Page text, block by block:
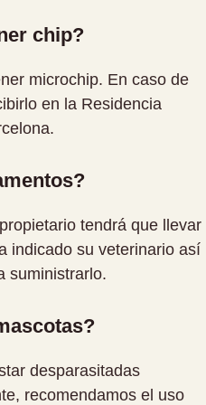
chip?
microchip. En caso de
en la Residencia
tendrá que llevar
indicado su veterinario así
suministrarlo.
desparasitadas
recomendamos el uso